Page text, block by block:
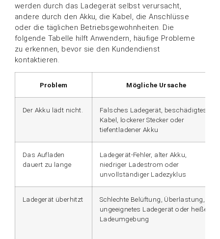
werden durch das Ladegerät selbst verursacht,
andere durch den Akku, die Kabel, die Anschlüsse
oder die täglichen Betriebsgewohnheiten. Die
folgende Tabelle hilft Anwendern, häufige Probleme
zu erkennen, bevor sie den Kundendienst
kontaktieren.
Problem Mögliche Ursache
Der Akku lädt nicht.
Falsches Ladegerät, beschädigtes
Kabel, lockerer Stecker oder
tiefentladener Akku
Das Aufladen
dauert zu lange
Ladegerät-Fehler, alter Akku,
niedriger Ladestrom oder
unvollständiger Ladezyklus
Ladegerät überhitzt
Schlechte Belüftung, Überlastung,
ungeeignetes Ladegerät oder heiße
Ladeumgebung